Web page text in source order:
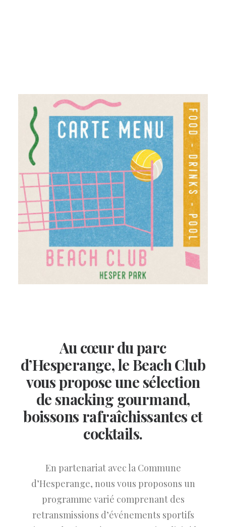
Au cœur du parc
d’Hesperange, le Beach Club
vous propose une sélection
de snacking gourmand,
boissons rafraîchissantes et
cocktails.
En partenariat avec la Commune
d’Hesperange, nous vous proposons un
programme varié comprenant des
retransmissions d’événements sportifs